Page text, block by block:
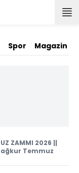
Spor Magazin
ZAMMI 2026 ||
Temmuz